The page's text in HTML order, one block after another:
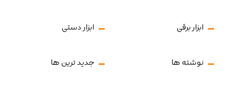
ابزار برقی ابزار دستی
نوشته ها جدید ترین ها